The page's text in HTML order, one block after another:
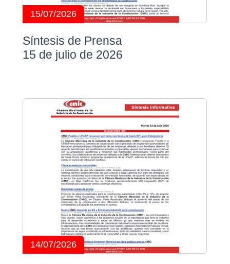
15/07/2026
Síntesis de Prensa
15 de julio de 2026
14/07/2026